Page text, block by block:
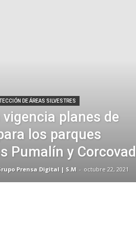
DE ÁREAS SILVESTRES
planes de
los parques
Pumalín y
Prensa Digital | S.M - octubre 22, 2021